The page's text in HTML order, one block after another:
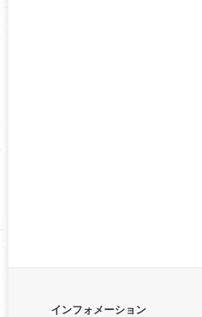
インフォメーション